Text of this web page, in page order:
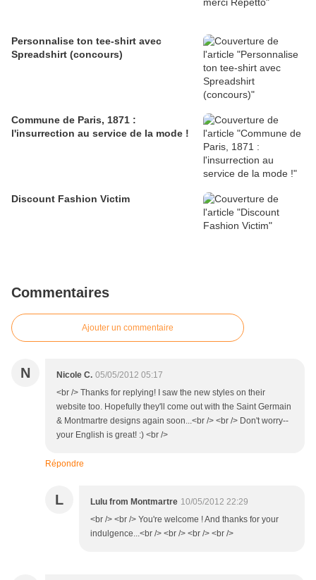
Personnalise ton tee-shirt avec
Spreadshirt (concours)
Commune de Paris, 1871 :
l'insurrection au service de la mode !
Discount Fashion Victim
Commentaires
Ajouter un commentaire
N Nicole C. 05/05/2012 05:17
<br /> Thanks for replying! I saw the new styles on their
website too. Hopefully they'll come out with the Saint Germain
& Montmartre designs again soon...<br /> <br /> Don't worry--
your English is great! :) <br />
Répondre
L Lulu from Montmartre 10/05/2012 22:29
<br /> <br /> You're welcome ! And thanks for your
indulgence...<br /> <br /> <br /> <br />